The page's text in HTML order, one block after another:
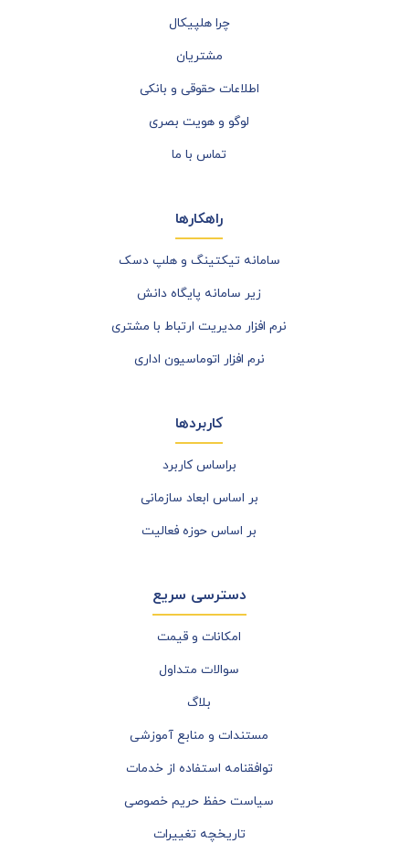
چرا هلپیکال
مشتریان
اطلاعات حقوقی و بانکی
لوگو و هویت بصری
تماس با ما
راهکارها
سامانه تیکتینگ و هلپ دسک
زیر سامانه پایگاه دانش
نرم افزار مدیریت ارتباط با مشتری
نرم افزار اتوماسیون اداری
کاربردها
براساس کاربرد
بر اساس ابعاد سازمانی
بر اساس حوزه فعالیت
دسترسی سریع
امکانات و قیمت
سوالات متداول
بلاگ
مستندات و منابع آموزشی
توافقنامه استفاده از خدمات
سیاست حفظ حریم خصوصی
تاریخچه تغییرات